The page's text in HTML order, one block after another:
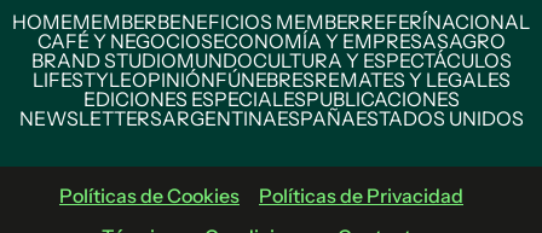
HOMEMEMBERBENEFICIOS MEMBERREFERÍNACIONAL
CAFÉ Y NEGOCIOSECONOMÍA Y EMPRESASAGRO
BRAND STUDIOMUNDOCULTURA Y ESPECTÁCULOS
LIFESTYLEOPINIÓNFÚNEBRESREMATES Y LEGALES
EDICIONES ESPECIALESPUBLICACIONES
NEWSLETTERSARGENTINAESPAÑAESTADOS UNIDOS
Políticas de Cookies
Políticas de Privacidad